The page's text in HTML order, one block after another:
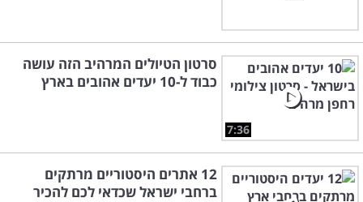
7:36
סרטון הטיולים המרהיב הזה עושה
כבוד ל-10 יעדים אהובים בארץ
12 אתרים היסטוריים מרתקים
ברחבי ישראל שכדאי לכם להכיר